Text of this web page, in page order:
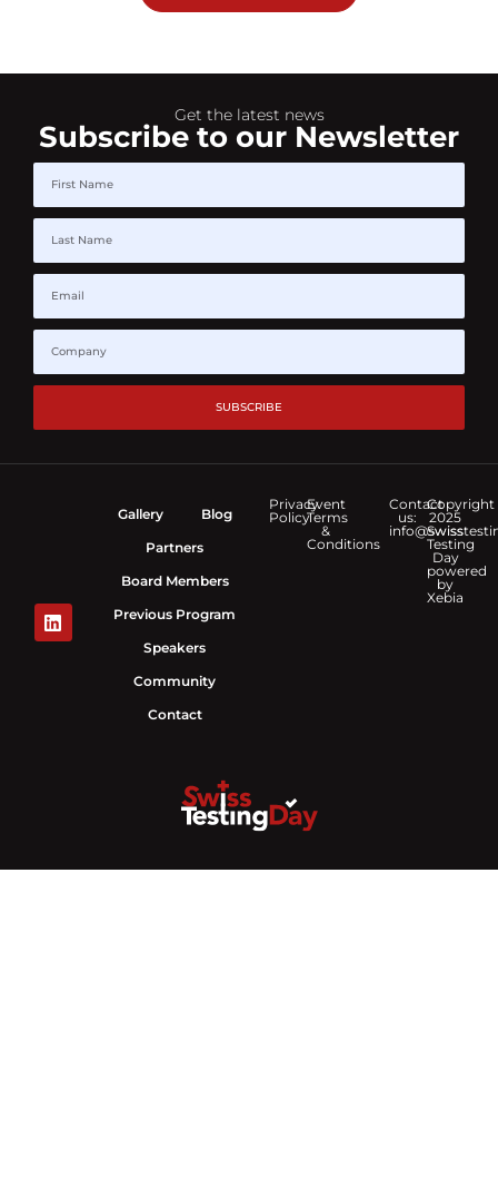
Get the latest news
Subscribe to our Newsletter
SUBSCRIBE
Gallery
Blog
Partners
Board Members
Previous Program
Speakers
Community
Contact
Privacy
Policy
Event
Terms
&
Conditions
Contact
us:
Copyright
2025
Swiss
Testing
Day
powered
by
Xebia